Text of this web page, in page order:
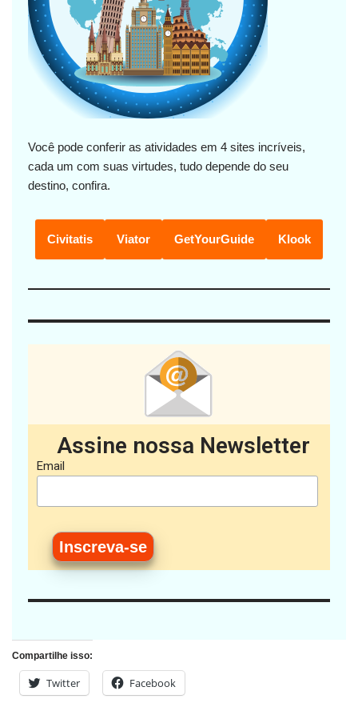
Você pode conferir as atividades em 4 sites incríveis,
cada um com suas virtudes, tudo depende do seu
destino, confira.
Civitatis Viator GetYourGuide Klook
Assine nossa Newsletter
Email
Compartilhe isso:
Twitter Facebook